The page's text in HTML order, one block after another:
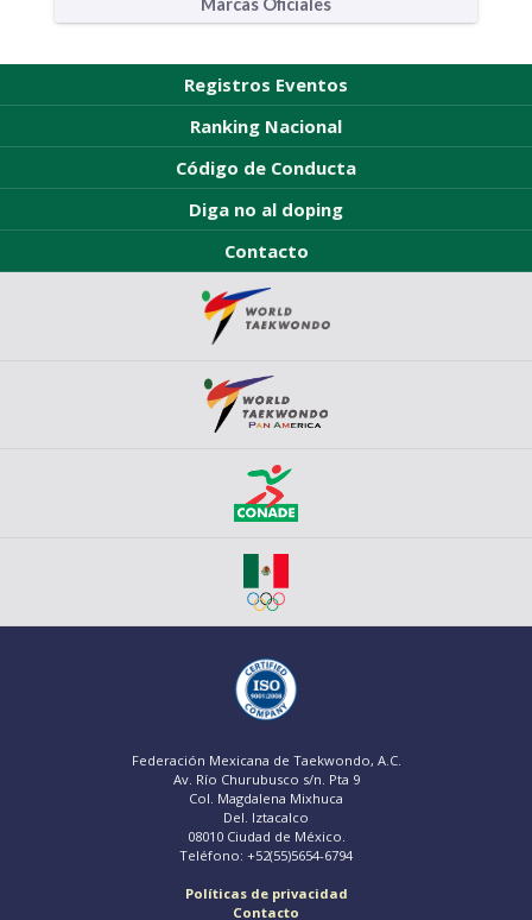
Marcas Oficiales
Registros Eventos
Ranking Nacional
Código de Conducta
Diga no al doping
Contacto
Federación Mexicana de Taekwondo, A.C.
Av. Río Churubusco s/n. Pta 9
Col. Magdalena Mixhuca
Del. Iztacalco
08010 Ciudad de México.
Teléfono: +52(55)5654-6794
Políticas de privacidad
Contacto